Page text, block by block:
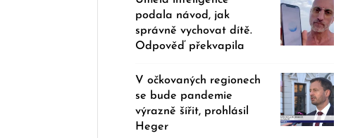
podala návod, jak
správně vychovat dítě.
Odpověď překvapila
V očkovaných regionech
se bude pandemie
výrazně šířit, prohlásil
Heger